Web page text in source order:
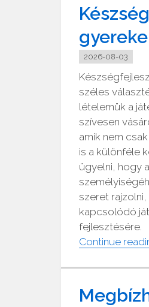
2026-08-03
széles
lételemük a
szívesen
amik nem
is a különféle
ügyelni, hogy
szeret
kapcsolódó
fejlesztésére.
Continue